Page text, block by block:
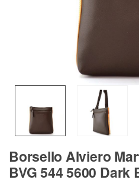
Borsello Alviero
BVG 544 5600 Dark